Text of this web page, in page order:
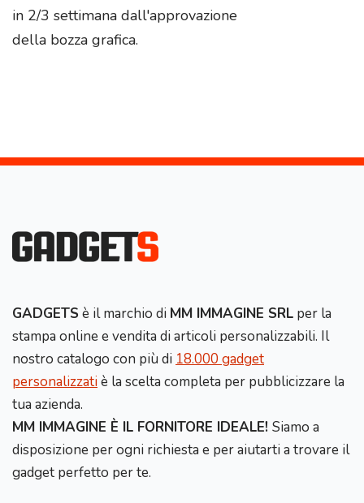
in 2/3 settimana dall'approvazione
della bozza grafica.
GADGETS è il marchio di MM IMMAGINE SRL per la
stampa online e vendita di articoli personalizzabili. Il
nostro catalogo con più di 18.000 gadget
personalizzatiè la scelta completa per pubblicizzare la
tua azienda.
MM IMMAGINE È IL FORNITORE IDEALE! Siamo a
disposizione per ogni richiesta e per aiutarti a trovare il
gadget perfetto per te.